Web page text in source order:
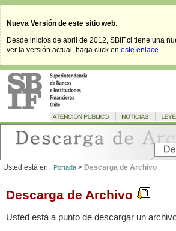
Nueva Versión de este sitio web.
Desde inicios de abril de 2012, SBIF.cl tiene una
ver la versión actual, haga click en este enlace.
Usted está en: Portada > Descarga de Archivo
Descarga de Archivo
Usted está a punto de descargar un